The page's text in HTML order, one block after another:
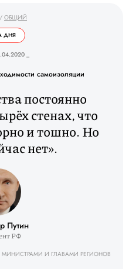
/ ОБЩИЙ
ДНЯ
_
самоизоляции
постоянно
стенах, что
и тошно. Но
нет».
Путин
РФ
И ГЛАВАМИ РЕГИОНОВ